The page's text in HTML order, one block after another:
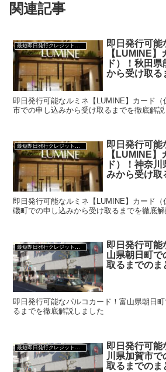
関連記事
最短即日発行クレジットカード
即日発行可能
【LUMINE
ド）！秋田
から受け取る
即日発行可能なルミネ【LUMINE】カード
市での申し込みから受け取るまでを徹底解
最短即日発行クレジットカード
即日発行可能
【LUMINE
ド）！神奈
みから受け取
即日発行可能なルミネ【LUMINE】カード
磯町での申し込みから受け取るまでを徹底
即日発行可
山県朝日町で
取るまでのま
即日発行可能なパルコカード！富山県朝日
るまでを徹底解説しました
最短即日発行クレジットカード
即日発行可
川県加賀市
取るまでのま